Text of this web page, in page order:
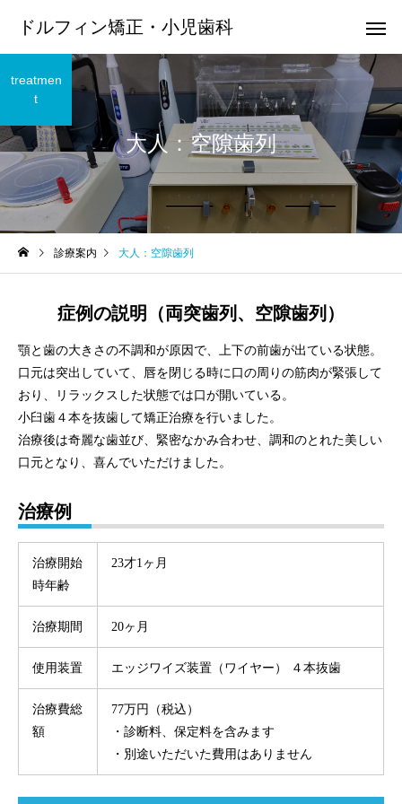
ドルフィン矯正・小児歯科
大人：空隙歯列
treatmen
t
診療案内 大人：空隙歯列
症例の説明（両突歯列、空隙歯列）
顎と歯の大きさの不調和が原因で、上下の前歯が出ている状態。
口元は突出していて、唇を閉じる時に口の周りの筋肉が緊張して
おり、リラックスした状態では口が開いている。
小臼歯４本を抜歯して矯正治療を行いました。
治療後は奇麗な歯並び、緊密なかみ合わせ、調和のとれた美しい
口元となり、喜んでいただけました。
治療例
治療開始
時年齢
23才1ヶ月
治療期間 20ヶ月
使用装置 エッジワイズ装置（ワイヤー） ４本抜歯
治療費総
額
77万円（税込）
・診断料、保定料を含みます
・別途いただいた費用はありません